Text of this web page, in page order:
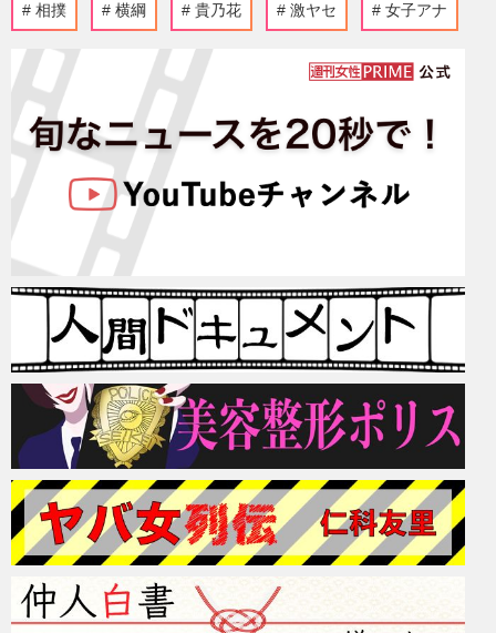
相撲 横綱 貴乃花 激ヤセ 女子アナ